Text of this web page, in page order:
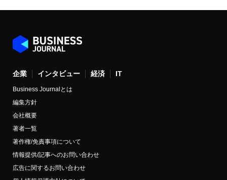
企業 インタビュー 経済 IT
Business Journalとは
編集方針
会社概要
著者一覧
著作権/免責事項について
情報提供/記事へのお問い合わせ
広告に関するお問い合わせ